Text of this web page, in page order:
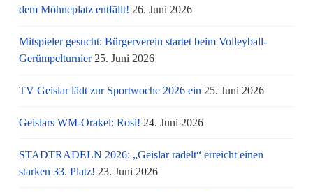
dem Möhneplatz entfällt! 26. Juni 2026
Mitspieler gesucht: Bürgerverein startet beim Volleyball-
Gerümpelturnier 25. Juni 2026
TV Geislar lädt zur Sportwoche 2026 ein 25. Juni 2026
Geislars WM-Orakel: Rosi! 24. Juni 2026
STADTRADELN 2026: „Geislar radelt“ erreicht einen
starken 33. Platz! 23. Juni 2026